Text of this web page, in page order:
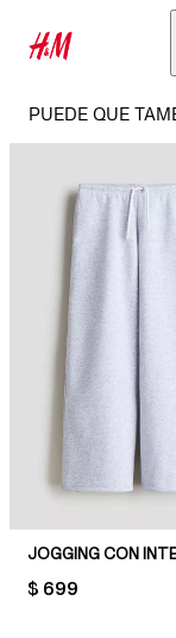
PUEDE QUE
PRICE:
$ 699